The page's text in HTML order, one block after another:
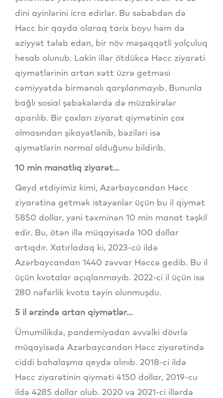
dini ayinlərini icra edirlər. Bu səbəbdən də
Həcc bir qayda olaraq tarix boyu həm də
əziyyət tələb edən, bir növ məşəqqətli yolçuluq
hesab olunub. Lakin illər ötdükcə Həcc ziyarəti
qiymətlərinin artan xətt üzrə getməsi
cəmiyyətdə birmənalı qarşılanmayıb. Bununla
bağlı sosial şəbəkələrdə də müzakirələr
aparılıb. Bir çoxları ziyarət qiymətinin çox
olmasından şikayətlənib, bəziləri isə
qiymətlərin normal olduğunu bildirib.
10 min manatlıq ziyarət...
Qeyd etdiyimiz kimi, Azərbaycandan Həcc
ziyarətinə getmək istəyənlər üçün bu il qiymət
5850 dollar, yəni təxminən 10 min manat təşkil
edir. Bu, ötən illə müqayisədə 100 dollar
artıqdır. Xatırladaq ki, 2023-cü ildə
Azərbaycandan 1440 zəvvar Həccə gedib. Bu il
üçün kvotalar açıqlanmayıb. 2022-ci il üçün isə
280 nəfərlik kvota təyin olunmuşdu.
5 il ərzində artan qiymətlər...
Ümumilikdə, pandemiyadan əvvəlki dövrlə
müqayisədə Azərbaycandan Həcc ziyarətində
ciddi bahalaşma qeydə alınıb. 2018-ci ildə
Həcc ziyarətinin qiyməti 4150 dollar, 2019-cu
ildə 4285 dollar olub. 2020 və 2021-ci illərdə